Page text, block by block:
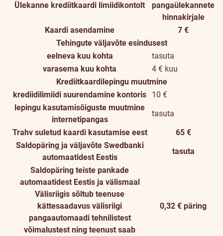
Ülekanne krediitkaardi limiidikontolt
pangaülekannete
hinnakirjale
Kaardi asendamine
7 €
Tehingute väljavõte esindusest
eelneva kuu kohta
tasuta
varasema kuu kohta
4 € kuu
Krediitkaardilepingu muutmine
krediidilimiidi suurendamine kontoris
10 €
lepingu kasutamisõiguste muutmine
internetipangas
tasuta
Trahv suletud kaardi kasutamise eest
65 €
Saldopäring ja väljavõte Swedbanki
automaatidest Eestis
tasuta
Saldopäring teiste pankade
automaatidest Eestis ja välismaal
Välisriigis sõltub teenuse
kättesaadavus välisriigi
pangaautomaadi tehnilistest
võimalustest ning teenust saab
0,32 € päring